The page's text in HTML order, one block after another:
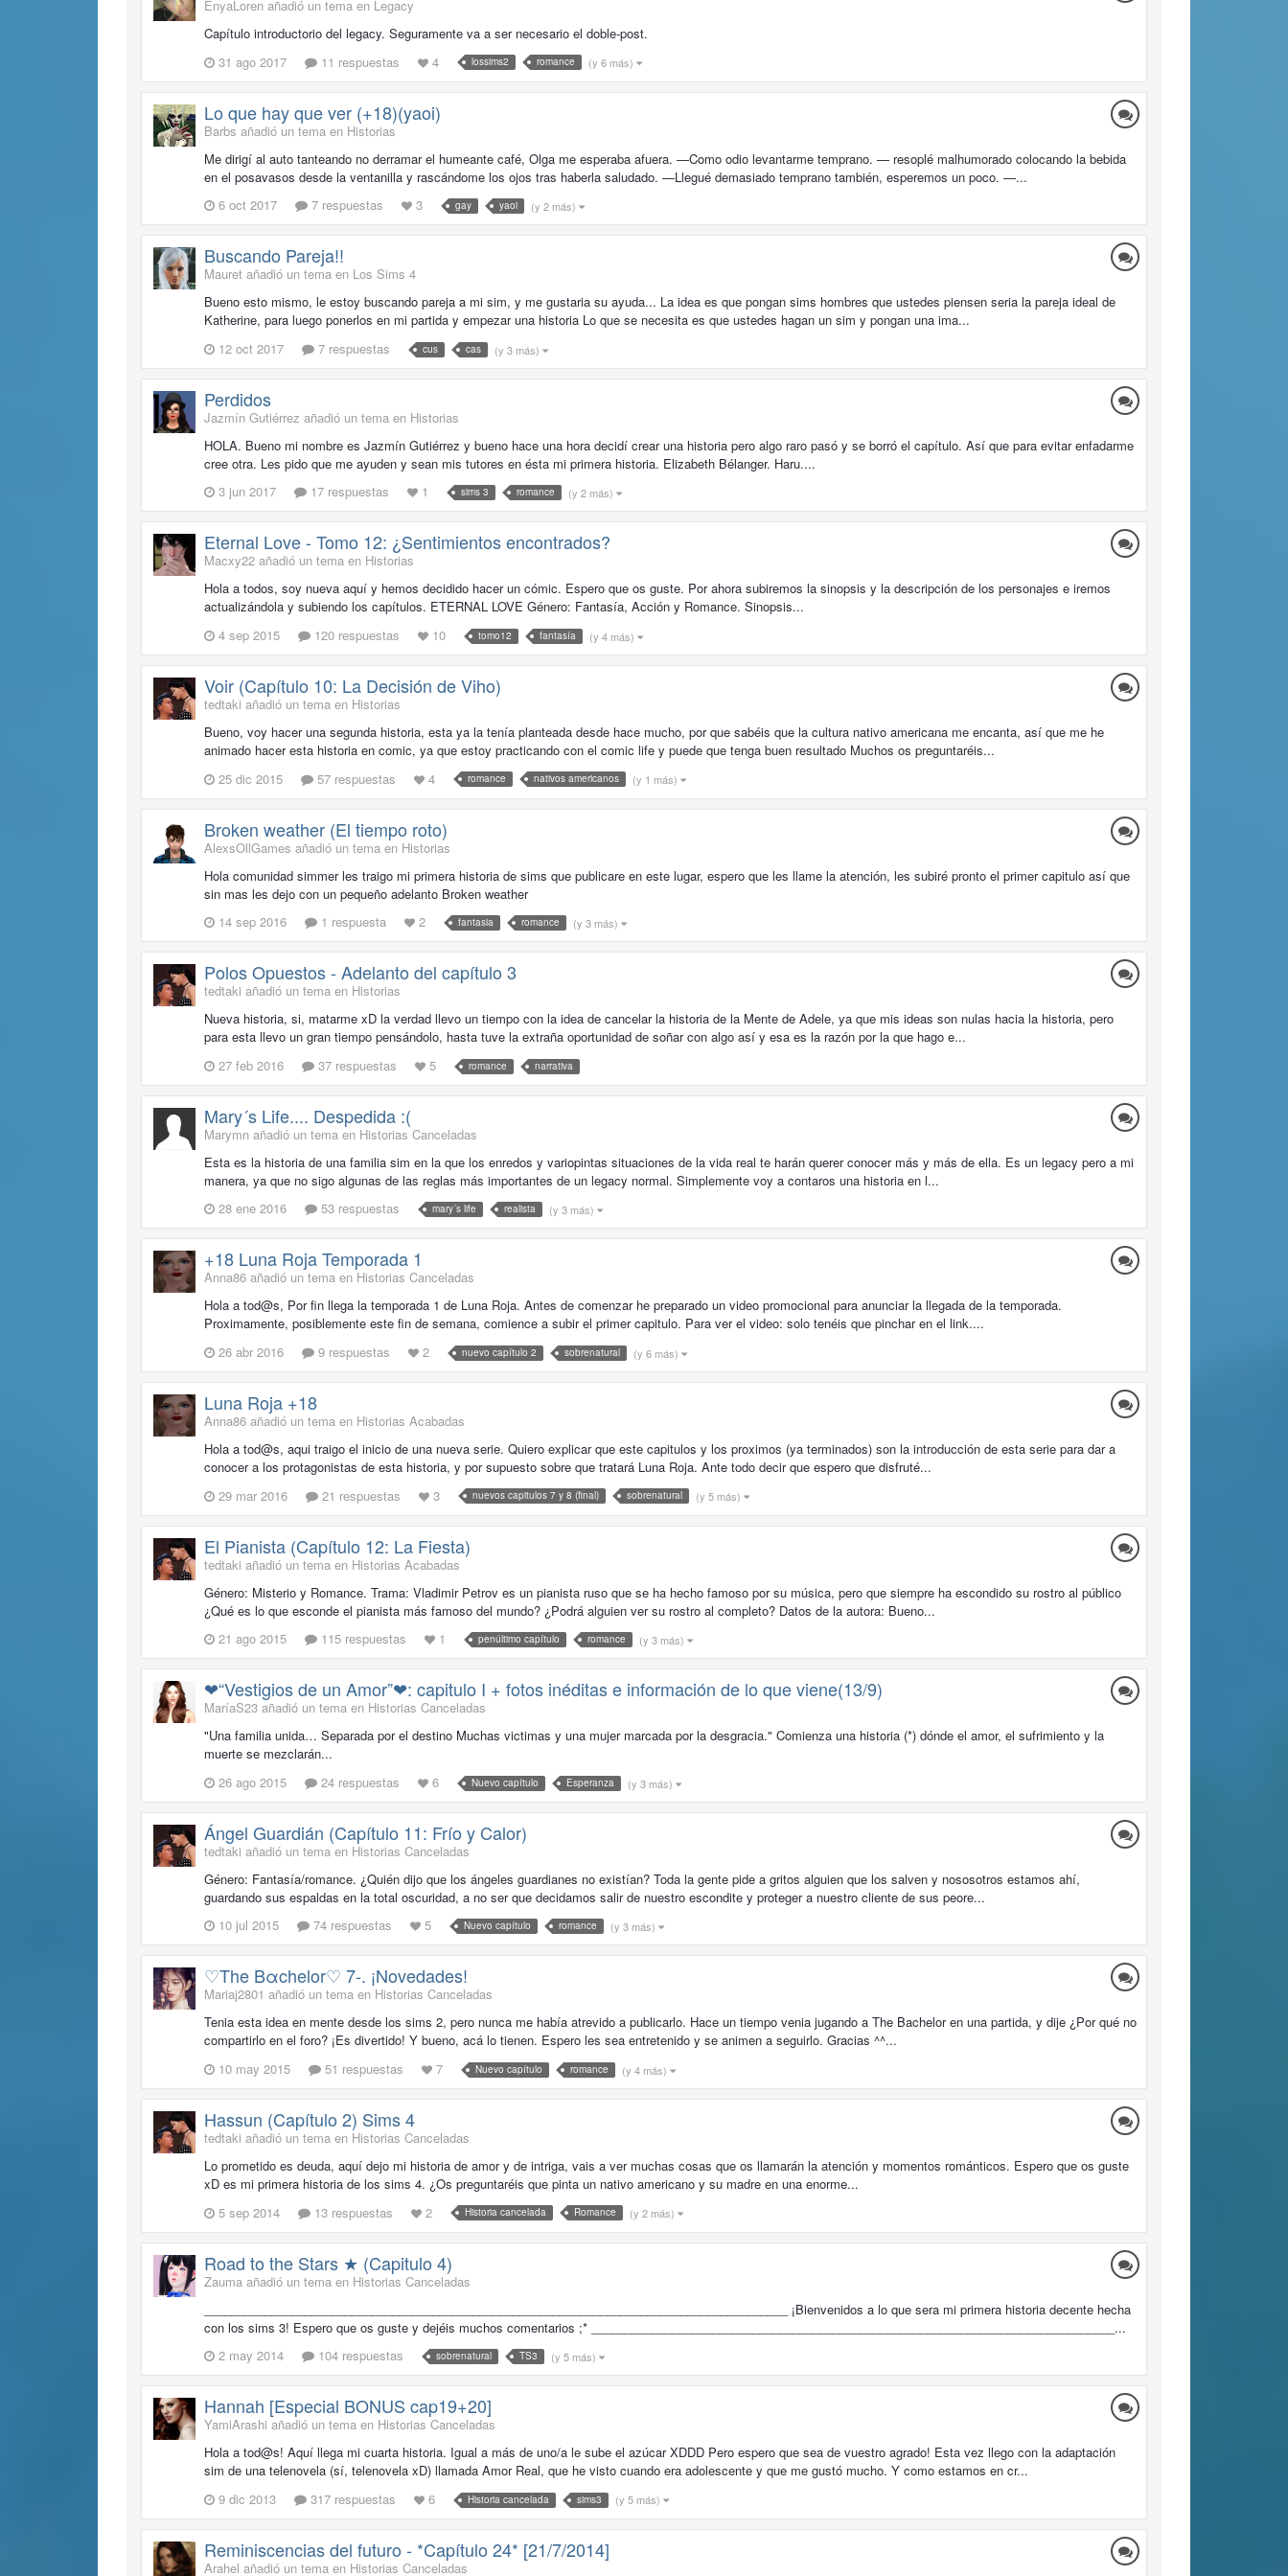
EnyaLoren añadió un tema en Legacy
Capítulo introductorio del legacy. Seguramente va a ser necesario el doble-post.
31 ago 2017
11 respuestas 4 lossims2 romance (y 6 más)
Lo que hay que ver (+18)(yaoi)
Barbs añadió un tema en Historias
Me dirigí al auto tanteando no derramar el humeante café, Olga me esperaba afuera. —Como odio levantarme temprano. — resoplé malhumorado colocando la bebida
en el posavasos desde la ventanilla y rascándome los ojos tras haberla saludado. —Llegué demasiado temprano también, esperemos un poco. —...
6 oct 2017
7 respuestas 3 gay yaoi (y 2 más)
Buscando Pareja!!
Mauret añadió un tema en Los Sims 4
Bueno esto mismo, le estoy buscando pareja a mi sim, y me gustaria su ayuda... La idea es que pongan sims hombres que ustedes piensen seria la pareja ideal de
Katherine, para luego ponerlos en mi partida y empezar una historia Lo que se necesita es que ustedes hagan un sim y pongan una ima...
12 oct 2017
7 respuestas cus cas (y 3 más)
Perdidos
Jazmín Gutiérrez añadió un tema en Historias
HOLA. Bueno mi nombre es Jazmín Gutiérrez y bueno hace una hora decidí crear una historia pero algo raro pasó y se borró el capítulo. Así que para evitar enfadarme
cree otra. Les pido que me ayuden y sean mis tutores en ésta mi primera historia. Elizabeth Bélanger. Haru....
3 jun 2017
17 respuestas 1 sims 3 romance (y 2 más)
Eternal Love - Tomo 12: ¿Sentimientos encontrados?
Macxy22 añadió un tema en Historias
Hola a todos, soy nueva aquí y hemos decidido hacer un cómic. Espero que os guste. Por ahora subiremos la sinopsis y la descripción de los personajes e iremos
actualizándola y subiendo los capítulos. ETERNAL LOVE Género: Fantasía, Acción y Romance. Sinopsis...
4 sep 2015
120 respuestas 10 tomo12 fantasía (y 4 más)
Voir (Capítulo 10: La Decisión de Viho)
tedtaki añadió un tema en Historias
Bueno, voy hacer una segunda historia, esta ya la tenía planteada desde hace mucho, por que sabéis que la cultura nativo americana me encanta, así que me he
animado hacer esta historia en comic, ya que estoy practicando con el comic life y puede que tenga buen resultado Muchos os preguntaréis...
25 dic 2015
57 respuestas 4 romance nativos americanos (y 1 más)
Broken weather (El tiempo roto)
AlexsOllGames añadió un tema en Historias
Hola comunidad simmer les traigo mi primera historia de sims que publicare en este lugar, espero que les llame la atención, les subiré pronto el primer capitulo así que
sin mas les dejo con un pequeño adelanto Broken weather
14 sep 2016
1 respuesta 2 fantasia romance (y 3 más)
Polos Opuestos - Adelanto del capítulo 3
tedtaki añadió un tema en Historias
Nueva historia, si, matarme xD la verdad llevo un tiempo con la idea de cancelar la historia de la Mente de Adele, ya que mis ideas son nulas hacia la historia, pero
para esta llevo un gran tiempo pensándolo, hasta tuve la extraña oportunidad de soñar con algo así y esa es la razón por la que hago e...
27 feb 2016
37 respuestas 5 romance narrativa
Mary´s Life.... Despedida :(
Marymn añadió un tema en Historias Canceladas
Esta es la historia de una familia sim en la que los enredos y variopintas situaciones de la vida real te harán querer conocer más y más de ella. Es un legacy pero a mi
manera, ya que no sigo algunas de las reglas más importantes de un legacy normal. Simplemente voy a contaros una historia en l...
28 ene 2016
53 respuestas mary´s life realista (y 3 más)
+18 Luna Roja Temporada 1
Anna86 añadió un tema en Historias Canceladas
Hola a tod@s, Por fin llega la temporada 1 de Luna Roja. Antes de comenzar he preparado un video promocional para anunciar la llegada de la temporada.
Proximamente, posiblemente este fin de semana, comience a subir el primer capitulo. Para ver el video: solo tenéis que pinchar en el link....
26 abr 2016
9 respuestas 2 nuevo capítulo 2 sobrenatural (y 6 más)
Luna Roja +18
Anna86 añadió un tema en Historias Acabadas
Hola a tod@s, aqui traigo el inicio de una nueva serie. Quiero explicar que este capitulos y los proximos (ya terminados) son la introducción de esta serie para dar a
conocer a los protagonistas de esta historia, y por supuesto sobre que tratará Luna Roja. Ante todo decir que espero que disfruté...
29 mar 2016
21 respuestas 3 nuevos capitulos 7 y 8 (final) sobrenatural (y 5 más)
El Pianista (Capítulo 12: La Fiesta)
tedtaki añadió un tema en Historias Acabadas
Género: Misterio y Romance. Trama: Vladimir Petrov es un pianista ruso que se ha hecho famoso por su música, pero que siempre ha escondido su rostro al público
¿Qué es lo que esconde el pianista más famoso del mundo? ¿Podrá alguien ver su rostro al completo? Datos de la autora: Bueno...
21 ago 2015
115 respuestas 1 penúltimo capítulo romance (y 3 más)
❤“Vestigios de un Amor”❤: capitulo I + fotos inéditas e información de lo que viene(13/9)
MaríaS23 añadió un tema en Historias Canceladas
"Una familia unida… Separada por el destino Muchas victimas y una mujer marcada por la desgracia." Comienza una historia (*) dónde el amor, el sufrimiento y la
muerte se mezclarán...
26 ago 2015
24 respuestas 6 Nuevo capítulo Esperanza (y 3 más)
Ángel Guardián (Capítulo 11: Frío y Calor)
tedtaki añadió un tema en Historias Canceladas
Género: Fantasía/romance. ¿Quién dijo que los ángeles guardianes no existían? Toda la gente pide a gritos alguien que los salven y nososotros estamos ahí,
guardando sus espaldas en la total oscuridad, a no ser que decidamos salir de nuestro escondite y proteger a nuestro cliente de sus peore...
10 jul 2015
74 respuestas 5 Nuevo capítulo romance (y 3 más)
♡The Bαchelor♡ 7-. ¡Novedades!
Mariaj2801 añadió un tema en Historias Canceladas
Tenia esta idea en mente desde los sims 2, pero nunca me había atrevido a publicarlo. Hace un tiempo venia jugando a The Bachelor en una partida, y dije ¿Por qué no
compartirlo en el foro? ¡Es divertido! Y bueno, acá lo tienen. Espero les sea entretenido y se animen a seguirlo. Gracias ^^...
10 may 2015
51 respuestas 7 Nuevo capítulo romance (y 4 más)
Hassun (Capítulo 2) Sims 4
tedtaki añadió un tema en Historias Canceladas
Lo prometido es deuda, aquí dejo mi historia de amor y de intriga, vais a ver muchas cosas que os llamarán la atención y momentos románticos. Espero que os guste
xD es mi primera historia de los sims 4. ¿Os preguntaréis que pinta un nativo americano y su madre en una enorme...
5 sep 2014
13 respuestas 2 Historia cancelada Romance (y 2 más)
Road to the Stars ★ (Capitulo 4)
Zauma añadió un tema en Historias Canceladas
_______________________________________________________________________________________ ¡Bienvenidos a lo que sera mi primera historia decente hecha
con los sims 3! Espero que os guste y dejéis muchos comentarios ;* ______________________________________________________________________________...
2 may 2014
104 respuestas sobrenatural TS3 (y 5 más)
Hannah [Especial BONUS cap19+20]
YamiArashi añadió un tema en Historias Canceladas
Hola a tod@s! Aquí llega mi cuarta historia. Igual a más de uno/a le sube el azúcar XDDD Pero espero que sea de vuestro agrado! Esta vez llego con la adaptación
sim de una telenovela (sí, telenovela xD) llamada Amor Real, que he visto cuando era adolescente y que me gustó mucho. Y como estamos en cr...
9 dic 2013
317 respuestas 6 Historia cancelada sims3 (y 5 más)
Reminiscencias del futuro - *Capítulo 24* [21/7/2014]
Arahel añadió un tema en Historias Canceladas